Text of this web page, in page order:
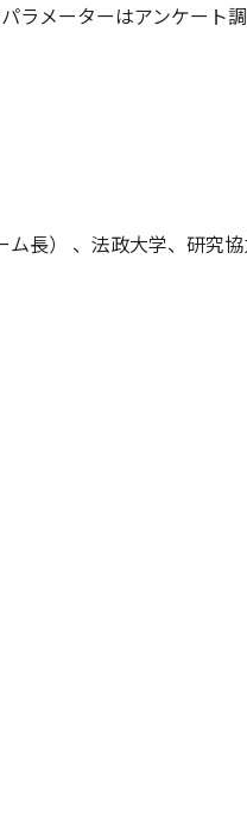
ラメーターはアンケート
長） 、法政大学、研究